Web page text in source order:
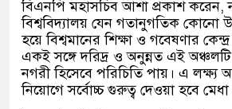
বিএনপি মহাসচিব আশা প্রকাশ
বিশ্ববিদ্যালয় যেন গতানুগতিক কোনো
হয়ে বিশ্বমানের শিক্ষা ও গবেষণার
একই সঙ্গে দরিদ্র ও অনুন্নত এই
নগরী হিসেবে পরিচিতি পায়। এ লক্ষ্য
নিয়োগে সর্বোচ্চ গুরুত্ব দেওয়া হবে